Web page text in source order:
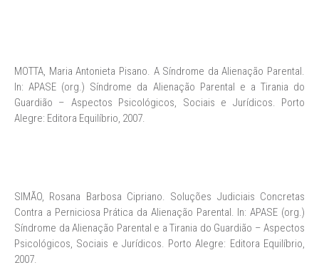
MOTTA, Maria Antonieta Pisano. A Síndrome da Alienação Parental.
In: APASE (org.) Síndrome da Alienação Parental e a Tirania do
Guardião – Aspectos Psicológicos, Sociais e Jurídicos. Porto
Alegre: Editora Equilíbrio, 2007.
SIMÃO, Rosana Barbosa Cipriano. Soluções Judiciais Concretas
Contra a Perniciosa Prática da Alienação Parental. In: APASE (org.)
Síndrome da Alienação Parental e a Tirania do Guardião – Aspectos
Psicológicos, Sociais e Jurídicos. Porto Alegre: Editora Equilíbrio,
2007.